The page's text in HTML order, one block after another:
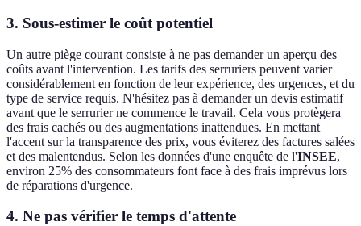
3. Sous-estimer le coût potentiel
Un autre piège courant consiste à ne pas demander un aperçu des
coûts avant l'intervention. Les tarifs des serruriers peuvent varier
considérablement en fonction de leur expérience, des urgences, et du
type de service requis. N'hésitez pas à demander un devis estimatif
avant que le serrurier ne commence le travail. Cela vous protègera
des frais cachés ou des augmentations inattendues. En mettant
l'accent sur la transparence des prix, vous éviterez des factures salées
et des malentendus. Selon les données d'une enquête de l'INSEE,
environ 25% des consommateurs font face à des frais imprévus lors
de réparations d'urgence.
4. Ne pas vérifier le temps d'attente